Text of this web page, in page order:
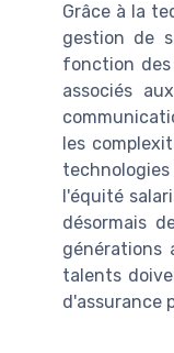
Grâce à la
gestion de
fonction des
associés
les
l'équité
désormais
générations
talents
d'assurance